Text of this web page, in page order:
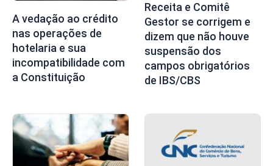
A vedação ao crédito
nas operações de
hotelaria e sua
incompatibilidade com
a Constituição
Receita e Comitê
Gestor se corrigem e
dizem que não houve
suspensão dos
campos obrigatórios
de IBS/CBS